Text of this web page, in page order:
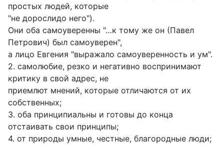
простых людей, которые
"не дорослидо него").
Они оба самоуверенны "…к тому же он (Павел
Петрович) был самоуверен",
а лицо Евгения "выражало самоуверенность и ум".
2. самолюбие, резко и негативно воспринимают
критику в свой адрес, не
приемлют мнений, которые отличаются от их
собственных;
3. оба принципиальны и готовы до конца
отстаивать свои принципы;
4. от природы умные, честные, благородные люди;